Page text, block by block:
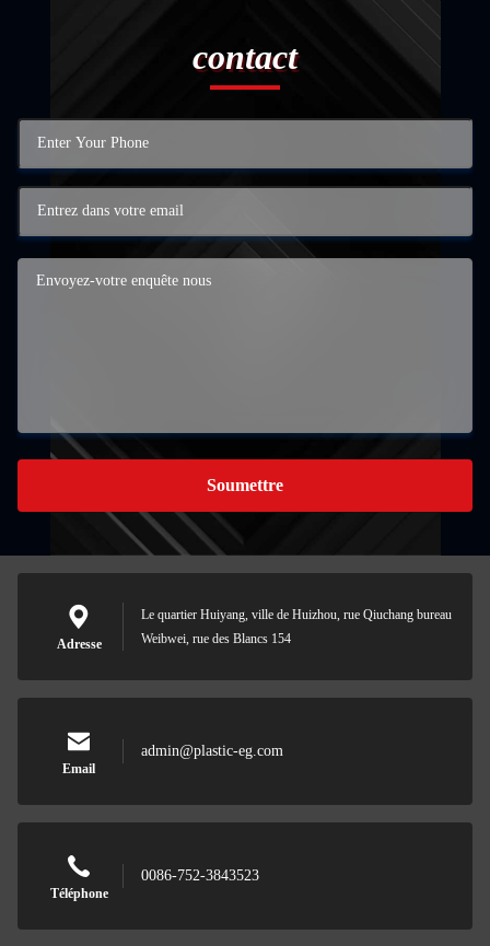
contact
Soumettre
Adresse
Le quartier Huiyang, ville de Huizhou, rue Qiuchang bureau
Weibwei, rue des Blancs 154
Email
admin@plastic-eg.com
Téléphone
0086-752-3843523